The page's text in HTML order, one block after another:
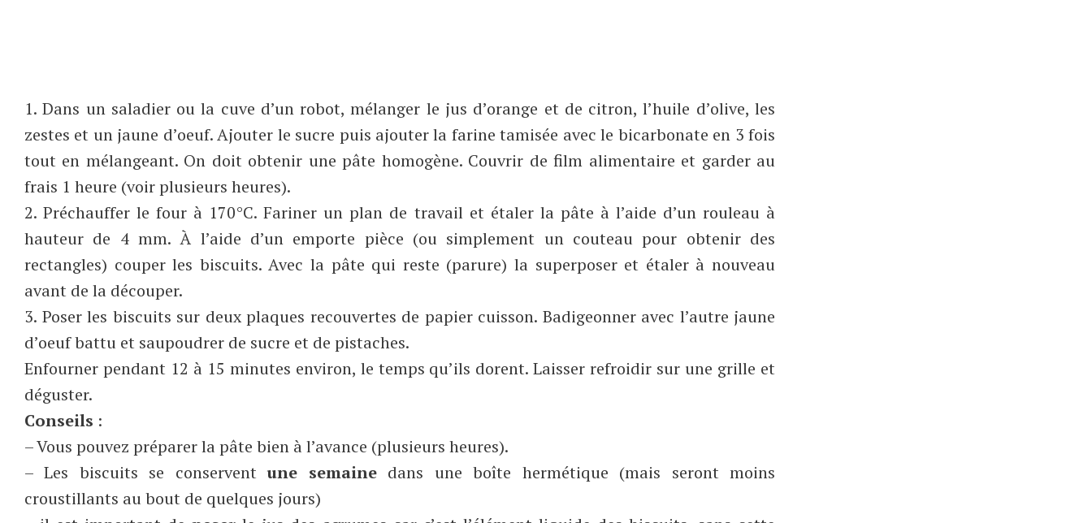
1. Dans un saladier ou la cuve d’un robot, mélanger le jus d’orange et de citron, l’huile d’olive, les
zestes et un jaune d’oeuf. Ajouter le sucre puis ajouter la farine tamisée avec le bicarbonate en 3 fois
tout en mélangeant. On doit obtenir une pâte homogène. Couvrir de film alimentaire et garder au
frais 1 heure (voir plusieurs heures).
2. Préchauffer le four à 170°C. Fariner un plan de travail et étaler la pâte à l’aide d’un rouleau à
hauteur de 4 mm. À l’aide d’un emporte pièce (ou simplement un couteau pour obtenir des
rectangles) couper les biscuits. Avec la pâte qui reste (parure) la superposer et étaler à nouveau
avant de la découper.
3. Poser les biscuits sur deux plaques recouvertes de papier cuisson. Badigeonner avec l’autre jaune
d’oeuf battu et saupoudrer de sucre et de pistaches.
Enfourner pendant 12 à 15 minutes environ, le temps qu’ils dorent. Laisser refroidir sur une grille et
déguster.
Conseils :
– Vous pouvez préparer la pâte bien à l’avance (plusieurs heures).
– Les biscuits se conserventune semaine dans une boîte hermétique (mais seront moins
croustillants au bout de quelques jours)